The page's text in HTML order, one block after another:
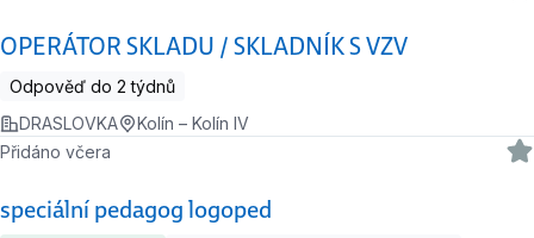
OPERÁTOR SKLADU / SKLADNÍK S VZV
Odpověď do 2 týdnů
DRASLOVKA
Kolín – Kolín IV
speciální pedagog logoped
Přidáno včera